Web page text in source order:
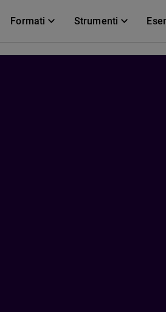
Formati Strumenti